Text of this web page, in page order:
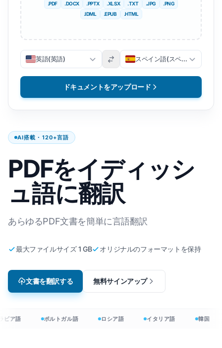
AI搭載・120+言語
PDFをイディッシ
ュ語に翻訳
あらゆるPDF文書を簡単に言語翻訳
最大ファイルサイズ 1 GB オリジナルのフォーマットを保持
文書を翻訳する 無料サインアップ
.PDF .DOCX .PPTX .XLSX .TXT .JPG
.PNG
.IDML
.EPUB .HTML
英語(英語) スペイン語(スペイン語)
ドキュメントをアップロード
ビア語 ポルトガル語 ロシア語 イタリア語 韓国